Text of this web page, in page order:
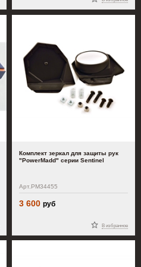
Комплект зеркал для защиты рук
"PowerMadd" серии Sentinel
Арт.PM34455
3 600 руб
В избранное